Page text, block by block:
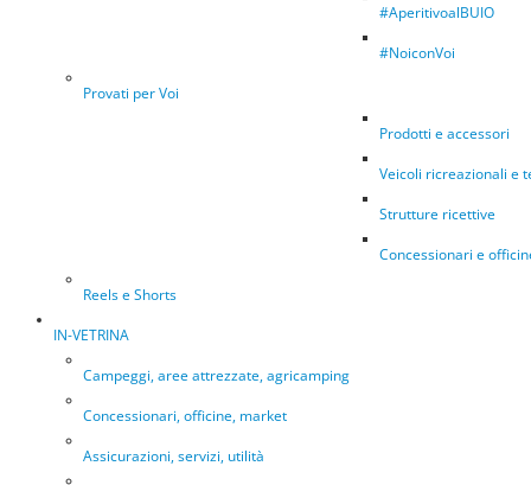
#AperitivoalBUIO
#NoiconVoi
Provati per Voi
Prodotti e accessori
Veicoli ricreazionali e
Strutture ricettive
Concessionari e
Reels e Shorts
IN-VETRINA
Campeggi, aree attrezzate, agricamping
Concessionari, officine, market
Assicurazioni, servizi, utilità